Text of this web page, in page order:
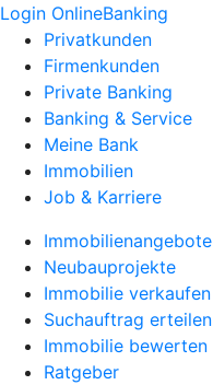
Login OnlineBanking
Privatkunden
Firmenkunden
Private Banking
Banking & Service
Meine Bank
Immobilien
Job & Karriere
Immobilienangebote
Neubauprojekte
Immobilie verkaufen
Suchauftrag erteilen
Immobilie bewerten
Ratgeber